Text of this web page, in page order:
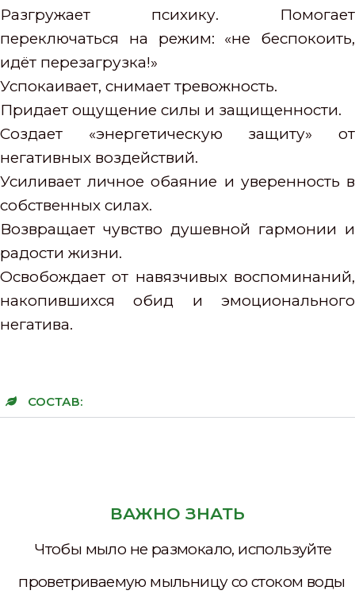
Разгружает психику. Помогает
переключаться на режим: «не беспокоить,
идёт перезагрузка!»
Успокаивает, снимает тревожность.
Придает ощущение силы и защищенности.
Создает «энергетическую защиту» от
негативных воздействий.
Усиливает личное обаяние и уверенность в
собственных силах.
Возвращает чувство душевной гармонии и
радости жизни.
Освобождает от навязчивых воспоминаний,
накопившихся обид и эмоционального
негатива.
СОСТАВ:
ВАЖНО ЗНАТЬ
Чтобы мыло не размокало, используйте
проветриваемую мыльницу со стоком воды